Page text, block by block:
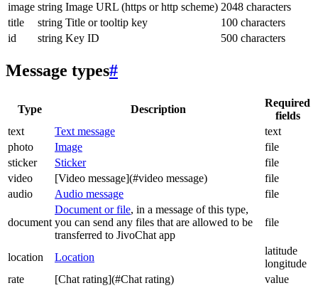
image string Image URL (https or http scheme) 2048 characters
title
string Title or tooltip key
100 characters
id
string Key ID 500 characters
Message types#
Type Description
Required
fields
text
Text message
text
photo
Image
file
sticker
Sticker
file
video
[Video message](#video message)
file
audio
Audio message file
document
Document or file, in a message of this type,
you can send any files that are allowed to be
transferred to JivoChat app
file
location Location
latitude
longitude
rate
[Chat rating](#Chat rating)
value